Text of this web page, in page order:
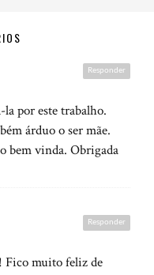
Responder
la por este trabalho.
árduo o ser mãe.
bem vinda. Obrigada
Responder
muito feliz de